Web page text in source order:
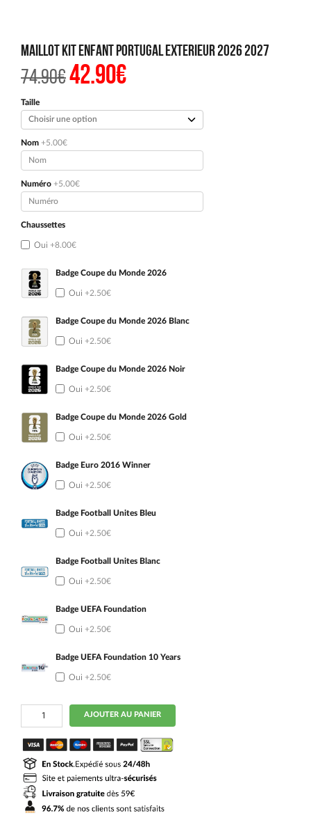
Maillot Kit Enfant Portugal Exterieur 2026 2027
74.90€Le
prix
était :
74.90€.
42.90€Le
prix
est :
42.90€.
Taille
Nom +5.00€
Numéro +5.00€
Chaussettes
Oui +8.00€
Badge Coupe du Monde 2026
Oui +2.50€
Badge Coupe du Monde 2026 Blanc
Oui +2.50€
Badge Coupe du Monde 2026 Noir
Oui +2.50€
Badge Coupe du Monde 2026 Gold
Oui +2.50€
Badge Euro 2016 Winner
Oui +2.50€
Badge Football Unites Bleu
Oui +2.50€
Badge Football Unites Blanc
Oui +2.50€
Badge UEFA Foundation
Oui +2.50€
Badge UEFA Foundation 10 Years
Oui +2.50€
quantité
Maillot
Kit
Enfant
Portugal
Exterieur
2026
2027
AJOUTER AU PANIER